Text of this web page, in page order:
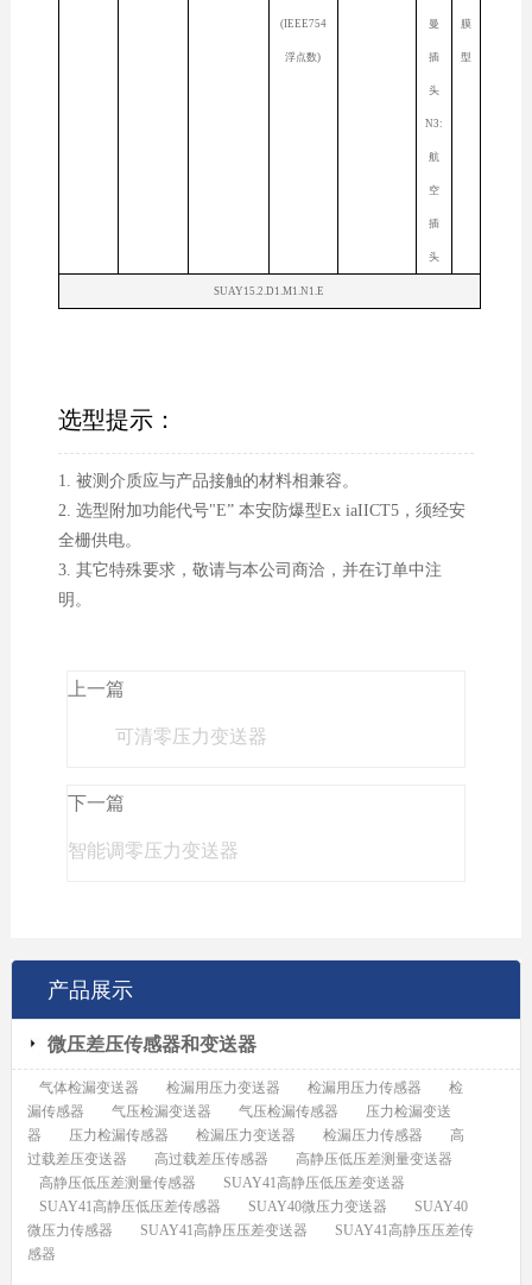
(IEEE754
浮点数)
曼
插
头
N3:
航
空
插
头
膜
型
SUAY15.2.D1.M1.N1.E
选型提示：
1. 被测介质应与产品接触的材料相兼容。
2. 选型附加功能代号"E” 本安防爆型Ex iaIICT5，须经安
全栅供电。
3. 其它特殊要求，敬请与本公司商洽，并在订单中注
明。
上一篇
可清零压力变送器
下一篇
智能调零压力变送器
产品展示
微压差压传感器和变送器
气体检漏变送器 检漏用压力变送器 检漏用压力传感器
检
漏传感器
气压检漏变送器 气压检漏传感器
压力检漏变送
器
压力检漏传感器 检漏压力变送器 检漏压力传感器
高
过载差压变送器
高过载差压传感器
高静压低压差测量变送器
高静压低压差测量传感器
SUAY41高静压低压差变送器
SUAY41高静压低压差传感器
SUAY40微压力变送器
SUAY40
微压力传感器
SUAY41高静压压差变送器
SUAY41高静压压差传
感器